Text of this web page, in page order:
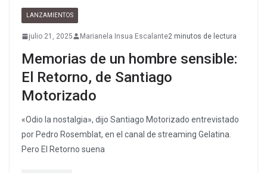
LANZAMIENTOS
julio 21, 2025 Marianela Insua Escalante2 minutos de lectura
Memorias de un hombre sensible:
El Retorno, de Santiago
Motorizado
«Odio la nostalgia», dijo Santiago Motorizado entrevistado
por Pedro Rosemblat, en el canal de streaming Gelatina.
Pero El Retorno suena